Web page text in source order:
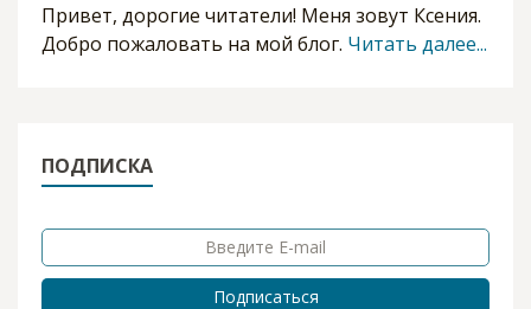
Привет, дорогие читатели! Меня зовут Ксения.
Добро пожаловать на мой блог. Читать далее...
ПОДПИСКА
Подписаться